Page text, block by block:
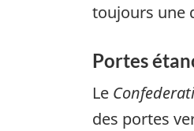
toujours une
Portes
Le
des portes